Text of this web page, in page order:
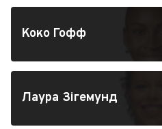
Коко Гофф
Лаура Зігемунд